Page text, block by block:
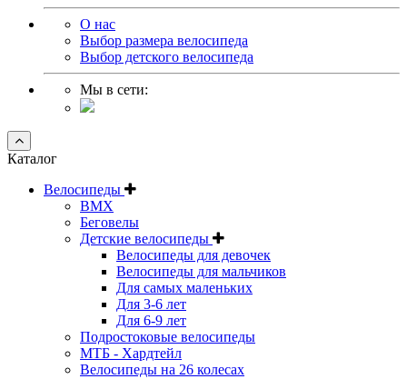
О нас
Выбор размера велосипеда
Выбор детского велосипеда
Мы в сети:
Каталог
Велосипеды
BMX
Беговелы
Детские велосипеды
Велосипеды для девочек
Велосипеды для мальчиков
Для самых маленьких
Для 3-6 лет
Для 6-9 лет
Подростоковые велосипеды
МТБ - Хардтейл
Велосипеды на 26 колесах